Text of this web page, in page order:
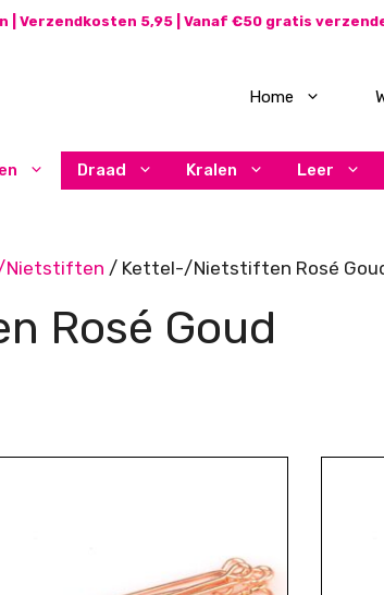
| Verzendkosten 5,95 | Vanaf €50 gratis
Home
Draad Kralen Leer
Nietstiften / Kettel-/Nietstiften Rosé
Rosé Goud